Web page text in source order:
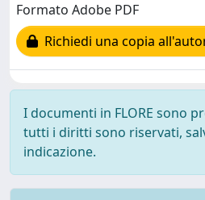
Formato Adobe PDF
Richiedi una copia
I documenti in FLORE sono
tutti i diritti sono riservati,
indicazione.